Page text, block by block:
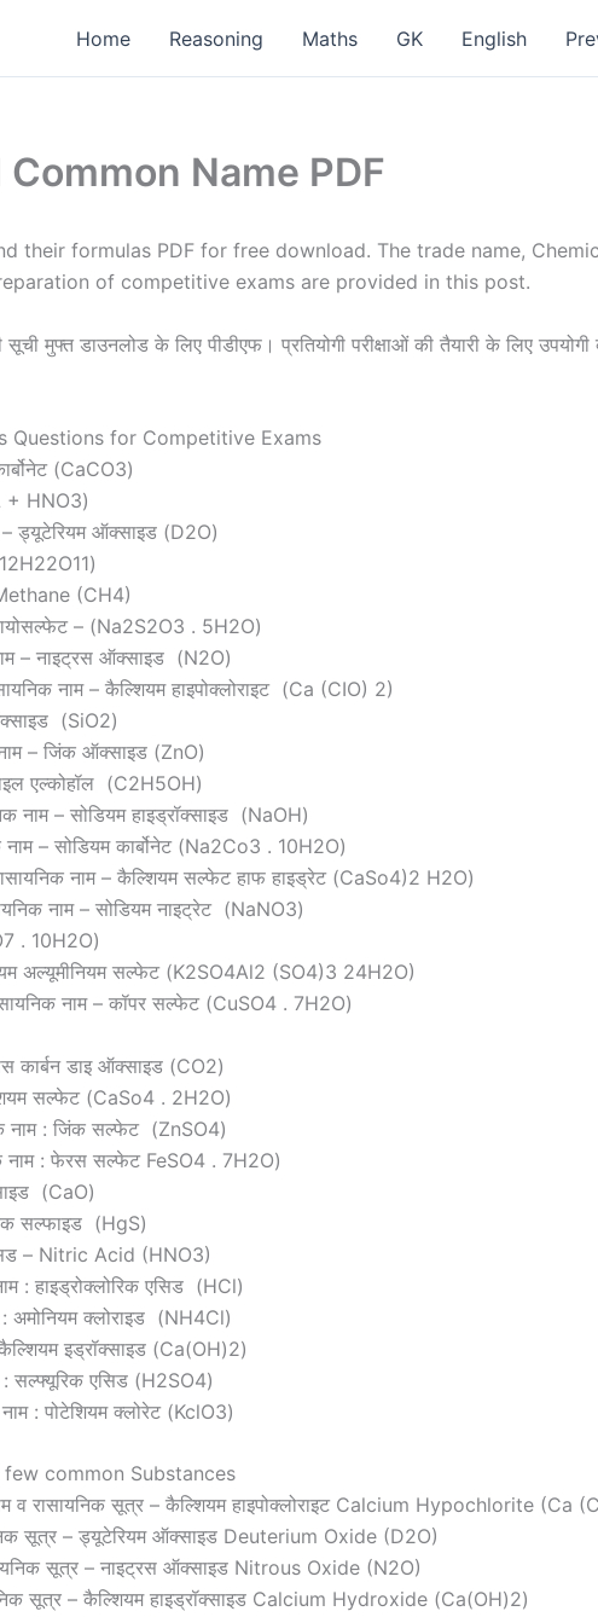
Home Reasoning Maths GK English
Name PDF
their formulas PDF for free download. The trade name,
of competitive exams are provided in this post.
मुफ्त डाउनलोड के लिए पीडीएफ। प्रतियोगी परीक्षाओं की तैयारी के लिए उपयोगी
Questions for Competitive Exams
(CaCO3)
+ HNO3)
ड्यूटेरियम ऑक्साइड (D2O)
(CH4)
– (Na2S2O3 . 5H2O)
– नाइट्रस ऑक्साइड (N2O)
नाम – कैल्शियम हाइपोक्लोराइट (Ca (CIO) 2)
(SiO2)
– जिंक ऑक्साइड (ZnO)
एल्कोहॉल (C2H5OH)
नाम – सोडियम हाइड्रॉक्साइड (NaOH)
– सोडियम कार्बोनेट (Na2Co3 . 10H2O)
नाम – कैल्शियम सल्फेट हाफ हाइड्रेट (CaSo4)2 H2O)
नाम – सोडियम नाइट्रेट (NaNO3)
. 10H2O)
अल्यूमीनियम सल्फेट (K2SO4Al2 (SO4)3 24H2O)
नाम – कॉपर सल्फेट (CuSO4 . 7H2O)
कार्बन डाइ ऑक्साइड (CO2)
सल्फेट (CaSo4 . 2H2O)
नाम : जिंक सल्फेट (ZnSO4)
नाम : फेरस सल्फेट FeSO4 . 7H2O)
(CaO)
सल्फाइड (HgS)
– Nitric Acid (HNO3)
: हाइड्रोक्लोरिक एसिड (HCl)
अमोनियम क्लोराइड (NH4Cl)
इड्रॉक्साइड (Ca(OH)2)
एसिड (H2SO4)
: पोटेशियम क्लोरेट (KclO3)
common Substances
व रासायनिक सूत्र – कैल्शियम हाइपोक्लोराइट Calcium Hypochlorite (Ca
सूत्र – ड्यूटेरियम ऑक्साइड Deuterium Oxide (D2O)
सूत्र – नाइट्रस ऑक्साइड Nitrous Oxide (N2O)
सूत्र – कैल्शियम हाइड्रॉक्साइड Calcium Hydroxide (Ca(OH)2)